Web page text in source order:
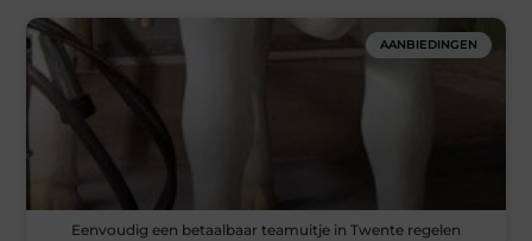
AANBIEDINGEN
Eenvoudig een betaalbaar teamuitje in Twente regelen